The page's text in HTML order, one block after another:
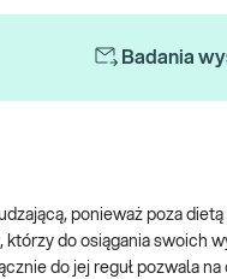
Badania
ponieważ poza
do osiągania swoich
do jej reguł pozwala